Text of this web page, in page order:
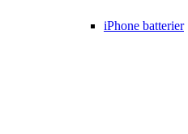
iPhone batterier